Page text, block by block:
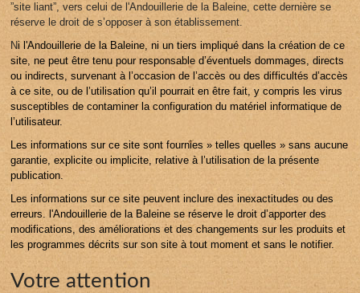
”site liant”, vers celui de l'Andouillerie de la Baleine, cette dernière se
réserve le droit de s’opposer à son établissement.
Ni l'Andouillerie de la Baleine, ni un tiers impliqué dans la création de ce
site, ne peut être tenu pour responsable d’éventuels dommages, directs
ou indirects, survenant à l’occasion de l’accès ou des difficultés d’accès
à ce site, ou de l’utilisation qu’il pourrait en être fait, y compris les virus
susceptibles de contaminer la configuration du matériel informatique de
l’utilisateur.
Les informations sur ce site sont fournies » telles quelles » sans aucune
garantie, explicite ou implicite, relative à l’utilisation de la présente
publication.
Les informations sur ce site peuvent inclure des inexactitudes ou des
erreurs. l'Andouillerie de la Baleine se réserve le droit d’apporter des
modifications, des améliorations et des changements sur les produits et
les programmes décrits sur son site à tout moment et sans le notifier.
Votre attention